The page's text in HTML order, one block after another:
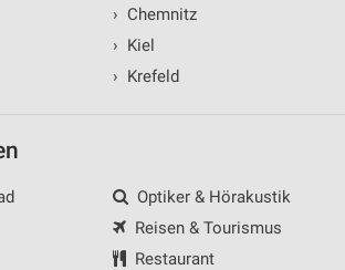
› Chemnitz
› Kiel
› Krefeld
Optiker & Hörakustik
Reisen & Tourismus
Restaurant